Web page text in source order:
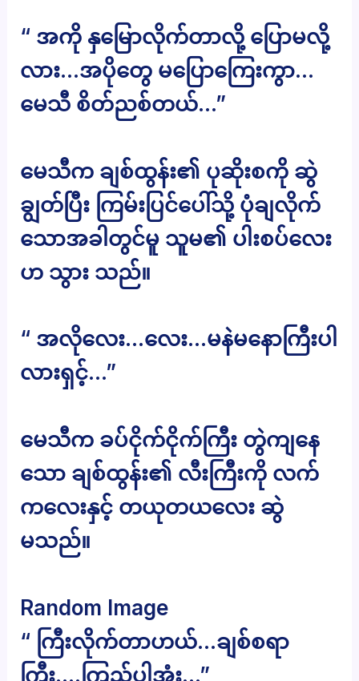
“ အကို နှမြောလိုက်တာလို့ ပြောမလို့
လား…အပိုတွေ မပြောကြေးကွာ…
မေသီ စိတ်ညစ်တယ်…”
မေသီက ချစ်ထွန်း၏ ပုဆိုးစကို ဆွဲ
ချွတ်ပြီး ကြမ်းပြင်ပေါ်သို့ ပုံချလိုက်
သောအခါတွင်မူ သူမ၏ ပါးစပ်လေး
ဟ သွား သည်။
“ အလိုလေး…လေး…မနဲမနောကြီးပါ
လားရှင့်…”
မေသီက ခပ်ငိုက်ငိုက်ကြီး တွဲကျနေ
သော ချစ်ထွန်း၏ လီးကြီးကို လက်
ကလေးနှင့် တယုတယလေး ဆွဲ
မသည်။
Random Image
“ ကြီးလိုက်တာဟယ်…ချစ်စရာ
ကြီး….ကြည့်ပါအုံး…”